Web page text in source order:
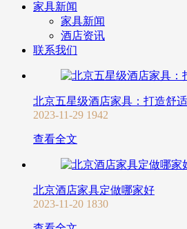
家具新闻
家具新闻
酒店资讯
联系我们
北京五星级酒店家具：打造舒
2023-11-29 1942
查看全文
北京酒店家具定做哪家好
2023-11-20 1830